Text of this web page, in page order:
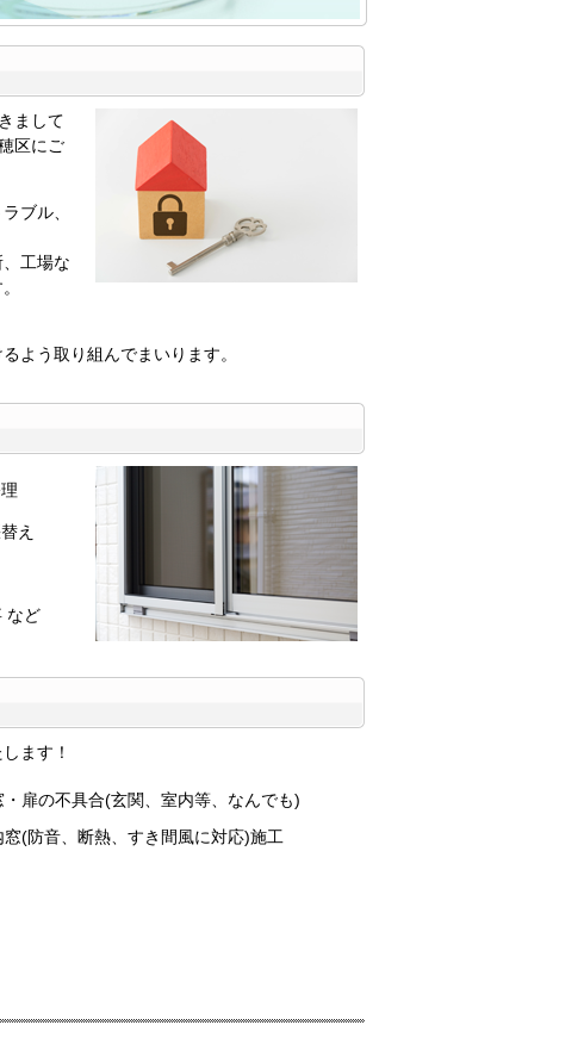
まして
区にご
ブル、
工場な
よう取り組んでまいります。
え
など
ます！
・扉の不具合(玄関、室内等、なんでも)
窓(防音、断熱、すき間風に対応)施工